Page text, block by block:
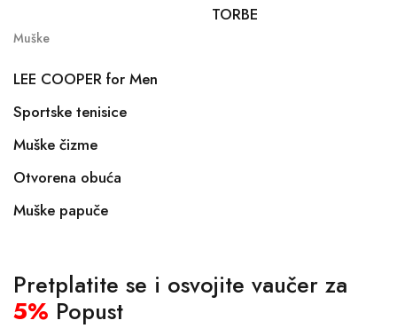
TORBE
Muške
LEE COOPER for Men
Sportske tenisice
Muške čizme
Otvorena obuća
Muške papuče
Pretplatite se i osvojite vaučer za
5% Popust